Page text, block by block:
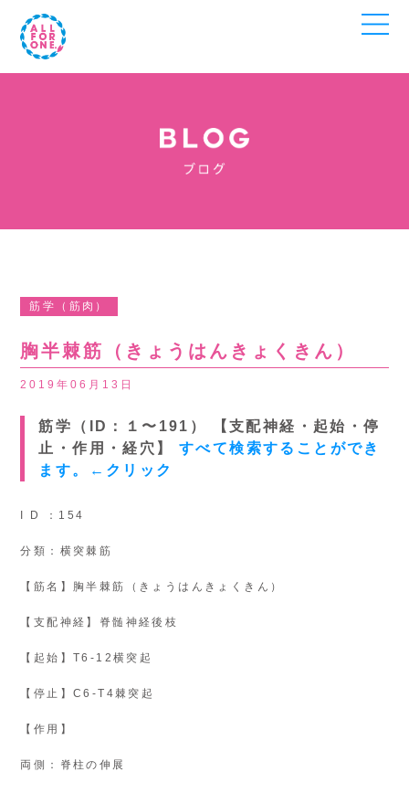
筋学（筋肉）
胸半棘筋（きょうはんきょくきん）
2019年06月13日
筋学（ID：１〜191） 【支配神経・起始・停
止・作用・経穴】すべて検索することができ
ます。←クリック
I D ：154
分類：横突棘筋
【筋名】胸半棘筋（きょうはんきょくきん）
【支配神経】脊髄神経後枝
【起始】T6-12横突起
【停止】C6-T4棘突起
【作用】
両側：脊柱の伸展